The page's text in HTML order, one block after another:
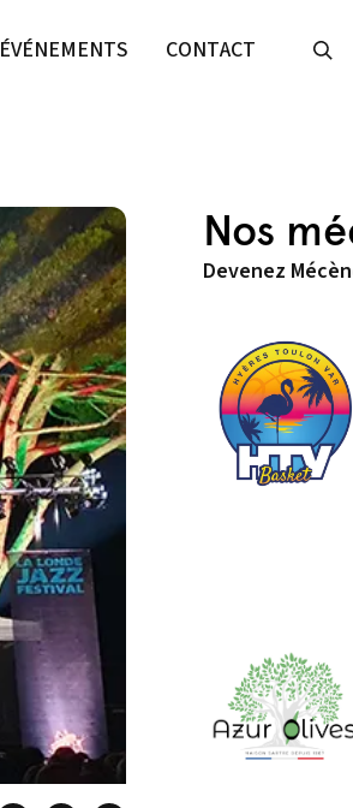
ÉVÉNEMENTS CONTACT
Nos
Devenez